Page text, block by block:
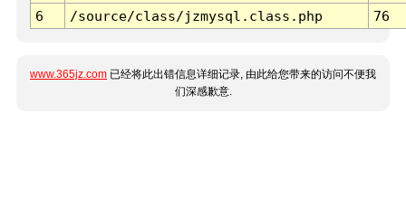
6
/source/class/jzmysql.class.php 76
www.365jz.com 已经将此出错信息详细记录, 由此给您带来的访问不便我
们深感歉意.